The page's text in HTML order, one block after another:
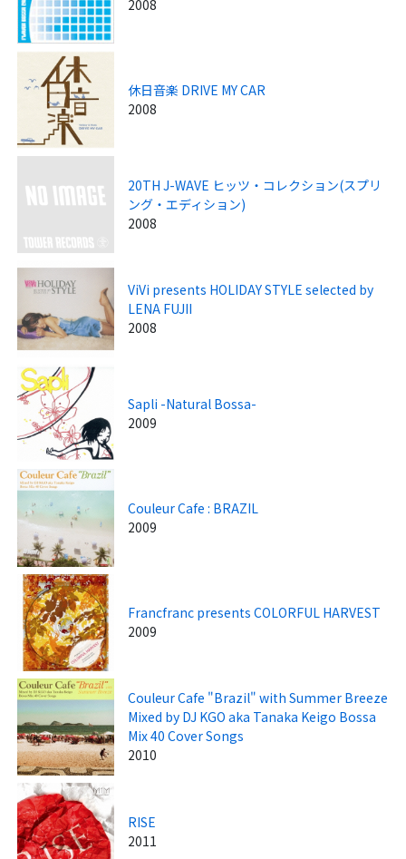
2008
休日音楽 DRIVE MY CAR
2008
20TH J-WAVE ヒッツ・コレクション(スプリ
ング・エディション)
2008
ViVi presents HOLIDAY STYLE selected by
LENA FUJII
2008
Sapli -Natural Bossa-
2009
Couleur Cafe : BRAZIL
2009
Francfranc presents COLORFUL HARVEST
2009
Couleur Cafe "Brazil" with Summer Breeze
Mixed by DJ KGO aka Tanaka Keigo Bossa
Mix 40 Cover Songs
2010
RISE
2011